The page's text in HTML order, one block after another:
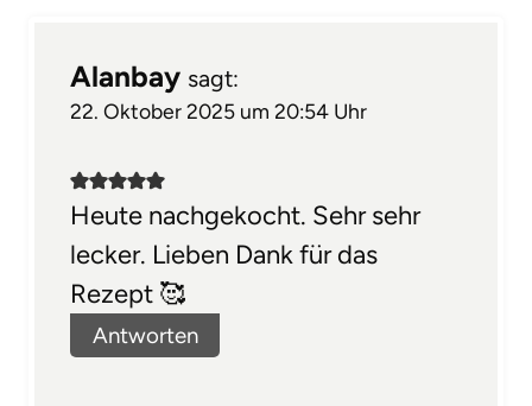
Alanbay sagt:
22. Oktober 2025 um 20:54 Uhr
Heute nachgekocht. Sehr sehr
lecker. Lieben Dank für das
Rezept 🥰
Antworten